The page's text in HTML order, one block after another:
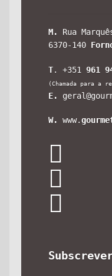
M.
Rua
6370-140
T. +351961
(Chamada para a
E.
W. www.